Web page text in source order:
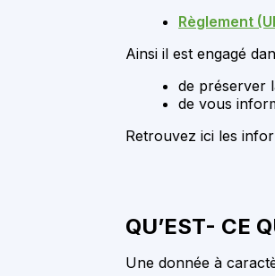
Règlement
Ainsi il est engagé
de préserver
de vous
Retrouvez ici les
QU’EST- CE
Une donnée à